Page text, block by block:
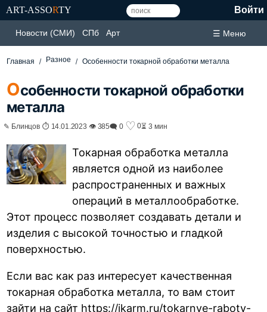
ART-ASSORTY Войти
Новости (СМИ) СПб Арт ☰ Меню
Главная Разное Особенности токарной обработки металла
Особенности токарной обработки
металла
✎ Блинцов ⏱ 14.01.2023 👁 385🗨 0 ♡ 0⏳ 3 мин
Токарная обработка металла
является одной из наиболее
распространенных и важных
операций в металлообработке.
Этот процесс позволяет создавать детали и
изделия с высокой точностью и гладкой
поверхностью.
Если вас как раз интересует качественная
токарная обработка металла, то вам стоит
зайти на сайт https://ikarm.ru/tokarnye-raboty-